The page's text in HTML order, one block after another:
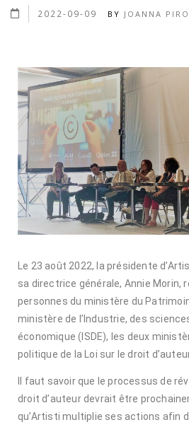
2022-09-09 BY JOANNA PIRO
Le 23 août 2022, la présidente
sa directrice générale, Annie Morin,
personnes du ministère du
ministère de l’Industrie, des
économique (ISDE), les deux
politique de la Loi sur le droit
Il faut savoir que le processus de
droit d’auteur devrait être
qu’Artisti multiplie ses actions afin